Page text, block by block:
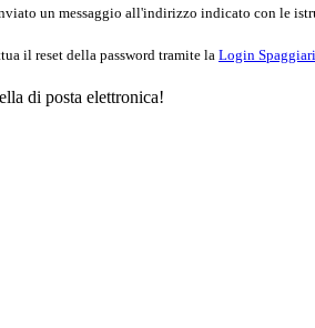
un messaggio all'indirizzo indicato con le
il reset della password tramite la Login Spaggiari
di posta elettronica!